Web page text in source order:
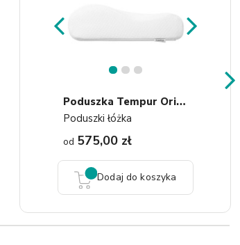
P
Oduszka Tempur Original M
Poduszki łóżka
od 575,00 zł
Dodaj do koszyka